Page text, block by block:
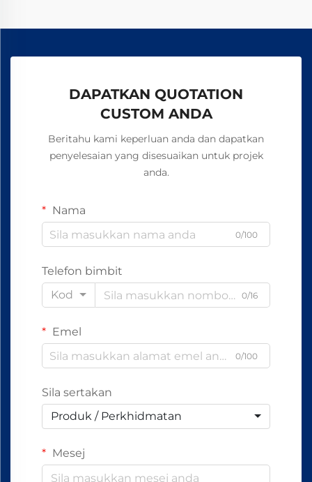
DAPATKAN QUOTATION
CUSTOM ANDA
Beritahu kami keperluan anda dan dapatkan
penyelesaian yang disesuaikan untuk projek
anda.
Nama
0/100
Telefon bimbit
Kod
0/16
Emel
0/100
Sila sertakan
Produk / Perkhidmatan
Mesej